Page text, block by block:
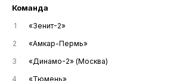
Команда
1 «Зенит-2»
2
«Амкар-Пермь»
3
«Динамо-2» (Москва)
4
«Тюмень»